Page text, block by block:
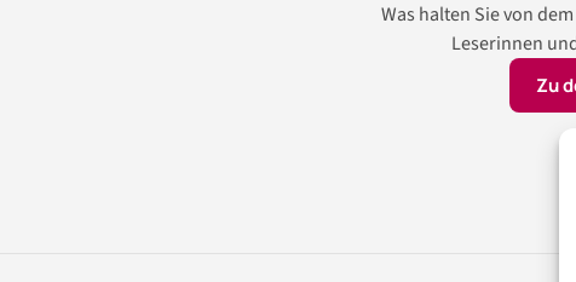
Was halten Sie von
Leserinnen
Zu